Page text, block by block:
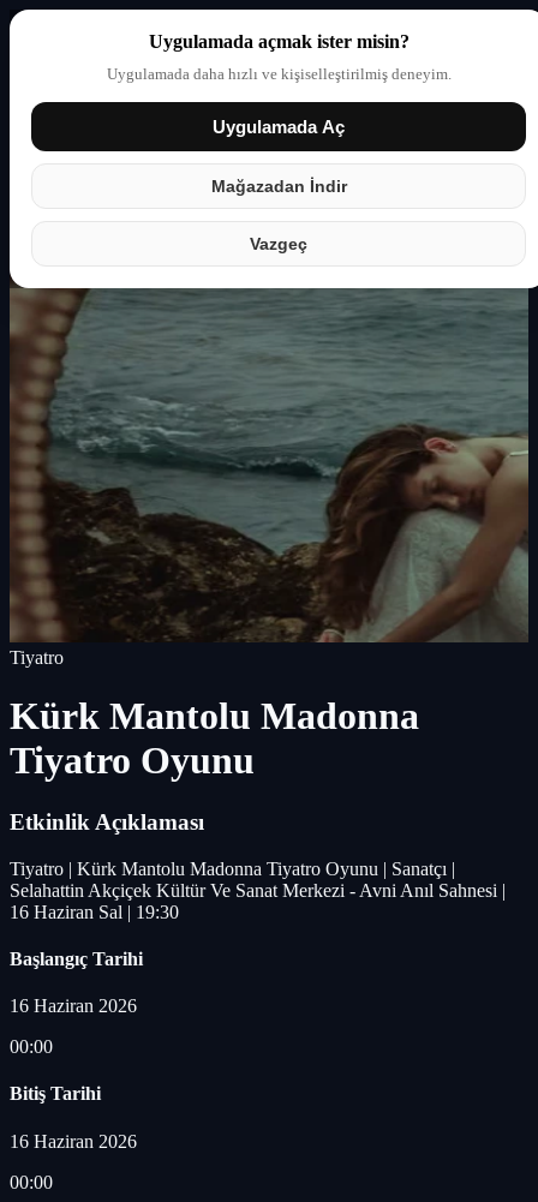
Uygulamada açmak ister misin?
Uygulamada daha hızlı ve kişiselleştirilmiş deneyim.
Uygulamada Aç
Mağazadan İndir
Vazgeç
Giriş yap Partner
Tiyatro
Kürk Mantolu Madonna
Tiyatro Oyunu
Etkinlik Açıklaması
Tiyatro | Kürk Mantolu Madonna Tiyatro Oyunu | Sanatçı |
Selahattin Akçiçek Kültür Ve Sanat Merkezi - Avni Anıl Sahnesi |
16 Haziran Sal | 19:30
Başlangıç Tarihi
16 Haziran 2026
00:00
Bitiş Tarihi
16 Haziran 2026
00:00